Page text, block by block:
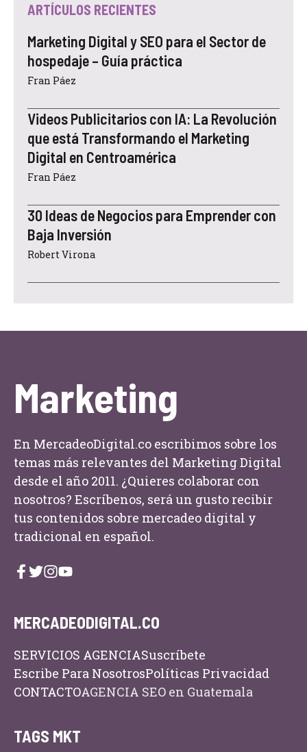
ARTÍCULOS RECIENTES
Marketing Digital y SEO para el Sector de
hospedaje – Guía práctica
Fran Páez
Videos Publicitarios con IA: La Revolución
que está Transformando el Marketing
Digital en Centroamérica
Fran Páez
30 Ideas de Negocios para Emprender con
Baja Inversión
Robert Virona
Marketing
En MercadeoDigital.co escribimos sobre los
temas más relevantes del Marketing Digital
desde el año 2011. ¿Quieres colaborar con
nosotros? Escríbenos, será un gusto recibir
tus contenidos sobre mercadeo digital y
tradicional en español.
MERCADEODIGITAL.CO
SERVICIOS AGENCIASuscríbete
Escribe Para NosotrosPolíticas Privacidad
CONTACTOAGENCIA SEO en Guatemala
TAGS MKT